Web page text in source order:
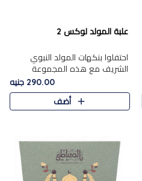
علبة المولد لوكس 2
احتفلوا بنكهات المولد النبوي
الشريف مع هذه المجموعة
الفاخرة المكونة من 19 قطعة،
والتي تم اختيارها بعناية فائقة لتُبرز
تشكيلة واسعة من الحلويات
290.00 جنيه
أضف